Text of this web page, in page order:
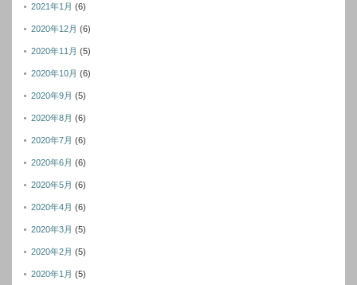
2021年1月 (6)
2020年12月 (6)
2020年11月 (5)
2020年10月 (6)
2020年9月 (5)
2020年8月 (6)
2020年7月 (6)
2020年6月 (6)
2020年5月 (6)
2020年4月 (6)
2020年3月 (5)
2020年2月 (5)
2020年1月 (5)